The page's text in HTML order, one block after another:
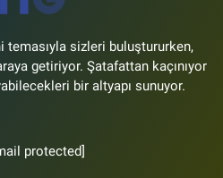
Tarifi Al
temasıyla sizleri buluştururken,
getiriyor. Şatafattan kaçınıyor
bir altyapı sunuyor.
protected]